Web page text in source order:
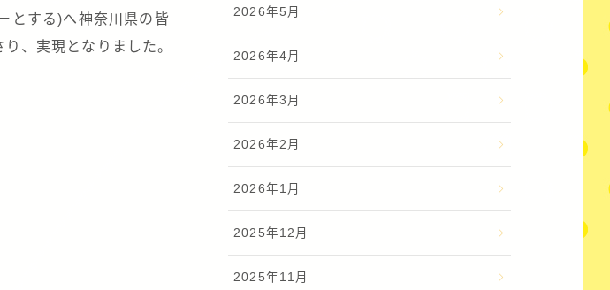
とする)へ神奈川県の皆
、実現となりました。
2026年5月
2026年4月
2026年3月
2026年2月
2026年1月
2025年12月
2025年11月